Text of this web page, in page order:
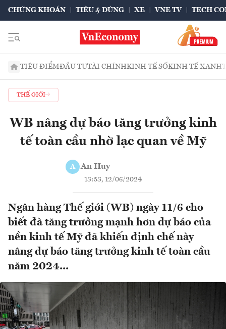
CHỨNG KHOÁN TIÊU & DÙNG XE VNE TV TECH
TIÊU ĐIỂMĐẦU TƯTÀI CHÍNHKINH TẾ SỐKINH TẾ XANH
THẾ GIỚI
WB nâng dự báo tăng trưởng kinh
tế toàn cầu nhờ lạc quan về Mỹ
A An Huy
13:53, 12/06/2024
Ngân hàng Thế giới (WB) ngày 11/6 cho
biết đà tăng trưởng mạnh hơn dự báo của
nền kinh tế Mỹ đã khiến định chế này
nâng dự báo tăng trưởng kinh tế toàn cầu
năm 2024...